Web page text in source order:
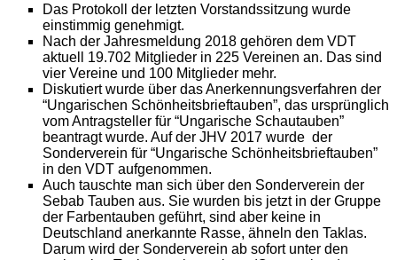
Das Protokoll der letzten Vorstandssitzung wurde
einstimmig genehmigt.
Nach der Jahresmeldung 2018 gehören dem VDT
aktuell 19.702 Mitglieder in 225 Vereinen an. Das sind
vier Vereine und 100 Mitglieder mehr.
Diskutiert wurde über das Anerkennungsverfahren der
“Ungarischen Schönheitsbrieftauben”, das ursprünglich
vom Antragsteller für “Ungarische Schautauben”
beantragt wurde. Auf der JHV 2017 wurde der
Sonderverein für “Ungarische Schönheitsbrieftauben”
in den VDT aufgenommen.
Auch tauschte man sich über den Sonderverein der
Sebab Tauben aus. Sie wurden bis jetzt in der Gruppe
der Farbentauben geführt, sind aber keine in
Deutschland anerkannte Rasse, ähneln den Taklas.
Darum wird der Sonderverein ab sofort unter den